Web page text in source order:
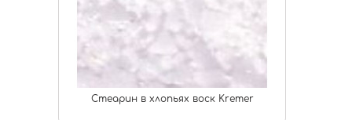
Стеарин в хлопьях воск Kremer